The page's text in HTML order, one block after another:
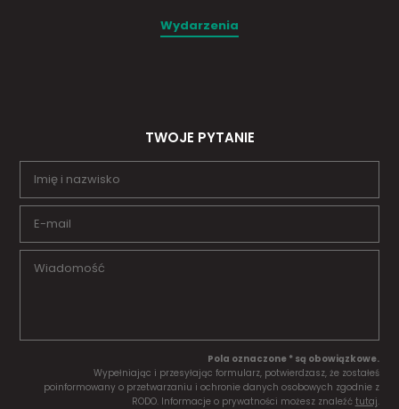
Wydarzenia
TWOJE PYTANIE
Pola oznaczone * są obowiązkowe.
Wypełniając i przesyłając formularz, potwierdzasz, że zostałeś
poinformowany o przetwarzaniu i ochronie danych osobowych zgodnie z
RODO. Informacje o prywatności możesz znaleźć tutaj.